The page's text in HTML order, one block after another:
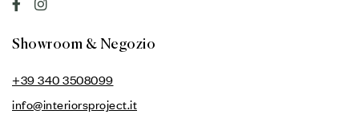
Showroom & Negozio
+39 340 3508099
info@interiorsproject.it